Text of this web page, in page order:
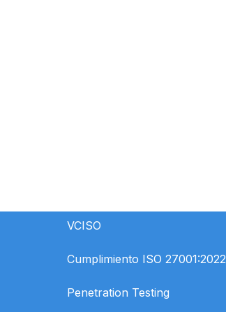
VCISO
Cumplimiento ISO 27001:2022
Penetration Testing